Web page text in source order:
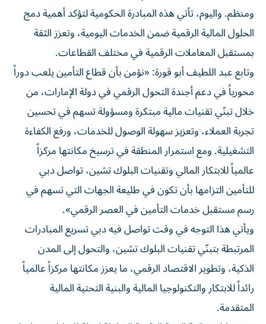
ومنظم. واليوم، تأتي هذه المبادرة الحكومية لتؤكد أهمية دمج
الحلول المالية الرقمية ضمن الخدمات اليومية، وتعزز الثقة
بمستقبل المعاملات الرقمية في مختلف القطاعات.
وتابع عبد اللطيف أبو قورة: «نؤمن بأن قطاع التأمين يلعب دوراً
محورياً في دعم أجندة التحول الرقمي في دولة الإمارات، من
خلال تبنّي تقنيات مالية مبتكرة ومسؤولة تسهم في تحسين
تجربة العملاء، وتعزيز سهولة الوصول للخدمات، ورفع الكفاءة
التشغيلية. ومع استمرار المنطقة في ترسيخ مكانتها مركزاً
عالمياً للابتكار المالي وتقنيات البلوك تشين، تواصل دبي
للتأمين التزامها بأن تكون في طليعة الجهات التي تسهم في
رسم مستقبل خدمات التأمين في العصر الرقمي».
ويأتي هذا التوجه في وقت تواصل فيه دبي تسريع المبادرات
المرتبطة بتبنّي تقنيات البلوك تشين، والتحول إلى المدن
الذكية، وتطوير الاقتصاد الرقمي، ما يعزز مكانتها مركزاً عالمياً
رائداً للابتكار والتكنولوجيا المالية والبنية التحتية المالية
المتقدمة.